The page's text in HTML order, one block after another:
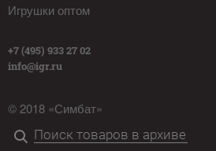
Игрушки оптом
+7 (495) 933 27 02
info@igr.ru
© 2018 «Симбат»